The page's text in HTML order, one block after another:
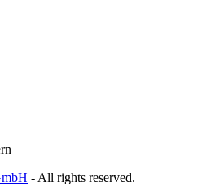
- All rights reserved.